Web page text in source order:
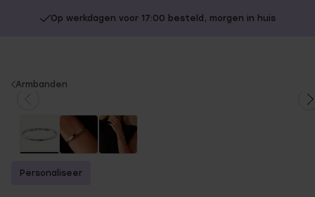
Op werkdagen voor 17:00 besteld, morgen in huis
You
Armbanden
Personaliseer